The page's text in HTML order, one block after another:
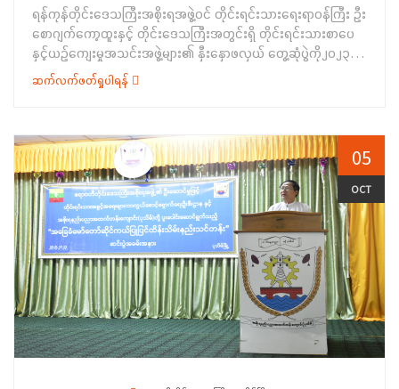
တိုင်းရင်းသားပုံပြ၊ ပုံပြင်စာအုပ်များကို သက်ဆိုင်ရာစာပေနှင့်
ယဉ်ကျေးမှုအသင်း အဖွဲ့များသို့ပေးအပ်ခဲ့ပါသည်။&nbsp;ထို့နောက်
မင်းတုန်းမြို့နယ် အရှိုချင်းတိုင်းရင်းသားစာပေနှင့်ယဉ်ကျေးမှု
အသင်းအဖွဲ့ ဥက္ကဋ္ဌမှ အဖွဲ့များကိုယ်စား ကျေးဇူးတင်စကားပြောကြား
ချင်းနှင့် ဥပ်ပူးချင်း ပုံပြ၊ ပုံပြင် စာအုပ် စုစုပေါင်း (၂၈၄၁)အုပ်ကို
ပေးအပ်ခဲ့ကြောင်း သတင်းရရှိပါသည်။
ရန်ကုန်တိုင်းဒေသကြီးအစိုးရအဖွဲ့ဝင် တိုင်းရင်းသားရေးရာဝန်ကြီး ဦး
စောဂျက်ကော့ထူးနှင့် တိုင်းဒေသကြီးအတွင်းရှိ တိုင်းရင်းသားစာပေ
နှင့်ယဉ်ကျေးမှုအသင်းအဖွဲ့များ၏ နှီးနှောဖလှယ် တွေ့ဆုံပွဲကို၂၀၂၃ခု
နှစ်အောက်တိုဘာလ (၆)ရက်နေ့က တိုင်းရင်းသားလူမျိုးများရေးရာ
ဝန်ကြီးဌာန၊ ညွှန်ကြားရေးမှူးရုံး၊ ရန်ကုန်တိုင်းဒေသကြီး ၌ ကျင်းပ
အစိုးရအဖွဲ့ဝင် တိုင်းရင်းသားရေးရာဝန်ကြီး ဦးစောဂျက်ကော့ထူးက
တိုင်းဒေသကြီးအတွင်း ဆက်လက်ဆောင်ရွက်သွားမည့် တိုင်းရင်းသား
ရေးရာကိစ္စရပ်များ၊ ၂၀၂၂ အသင်းအဖွဲ့မှတ်ပုံတင်ဥပဒေနှင့်အညီ
အသင်းအဖွဲ့များ ပြန်လည် မှတ်ပုံတင်ရေးကိစ္စရပ်များနှင့် စပ်လျဉ်း၍
အဖွင့်အမှာစကား ပြောကြားခဲ့ပါသည်။ဆက်လက်၍ တိုင်းရင်းသား
စာပေနှင့်ယဉ်ကျေးမှုဦးစီးဌာန၊ ညွှန်ကြားရေးမှူးရုံး တာဝန်ခံ ညွှန်ကြား
ရေးမှူး ဦးပြေဟိန်းနိုင်က ၂၀၂၃-၂၀၂၄ ဘဏ္ဍာရေးနှစ်အတွင်း
တိုင်းရင်းသားများ၏ စာပေ ယဉ်ကျေးမှုထိန်းသိမ်းဖော်ထုတ်မြှင့်
တင်ဆောင်ရွက်နေမှု အခြေအနေများအား ရှင်းလင်းတင်ပြ ခဲ့ပါသည်။
&nbsp;ထို့နောက် တက်ရောက်လာသည့် တိုင်းရင်းသားစာပေနှင့်
ယဉ်ကျေးမှုအသင်းအဖွဲ့အသီးသီးမှ တာဝန်ရှိသူများက အသင်းအဖွဲ့
အလိုက် ဆက်လက်ဆောင်ရွက်ကြမည့် တိုင်းရင်းသားအရေး ကိစ္စရပ်
ကြကြောင်း သတင်း ရရှိခဲ့ပါသည်။&nbsp;
ဆက်လက်ဖတ်ရှုပါရန်
05
OCT